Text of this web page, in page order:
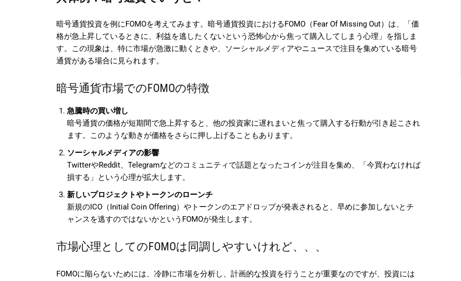
暗号通貨投資を例にFOMOを考えてみます。暗号通貨投資におけるFOMO（Fear Of Missing Out）は、「価
格が急上昇しているときに、利益を逃したくないという恐怖心から焦って購入してしまう心理」を指しま
す。この現象は、特に市場が急激に動くときや、ソーシャルメディアやニュースで注目を集めている暗号
通貨がある場合に見られます。
暗号通貨市場でのFOMOの特徴
急騰時の買い増し
暗号通貨の価格が短期間で急上昇すると、他の投資家に遅れまいと焦って購入する行動が引き起こされ
ます。このような動きが価格をさらに押し上げることもあります。
ソーシャルメディアの影響
TwitterやReddit、Telegramなどのコミュニティで話題となったコインが注目を集め、「今買わなければ
損する」という心理が拡大します。
新しいプロジェクトやトークンのローンチ
新規のICO（Initial Coin Offering）やトークンのエアドロップが発表されると、早めに参加しないとチ
ャンスを逃すのではないかというFOMOが発生します。
市場心理としてのFOMOは同調しやすいけれど、、、
FOMOに陥らないためには、冷静に市場を分析し、計画的な投資を行うことが重要なのですが、投資には